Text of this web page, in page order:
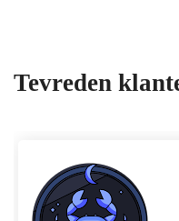
Tevreden